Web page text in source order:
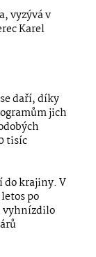
vyzývá v
Karel
daří, díky
jich
tisíc
do krajiny. V
po
vyhnízdilo